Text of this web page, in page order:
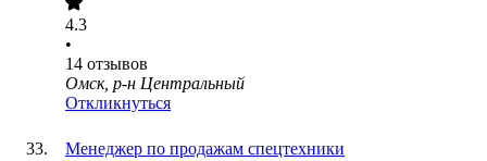
4.3
•
14 отзывов
Омск, р-н Центральный
Откликнуться
Менеджер по продажам спецтехники